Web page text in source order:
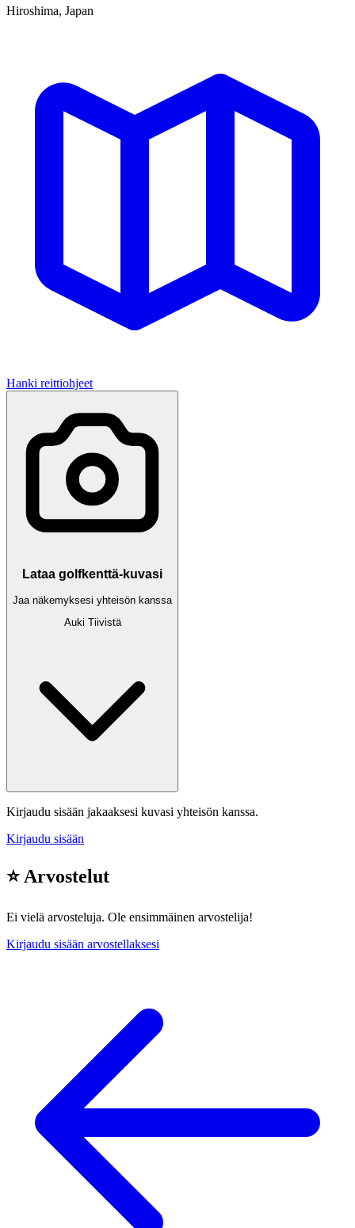
Hiroshima, Japan
Hanki reittiohjeet
Lataa golfkenttä-kuvasi
Jaa näkemyksesi yhteisön kanssa
Auki Tiivistä
Kirjaudu sisään jakaaksesi kuvasi yhteisön kanssa.
Kirjaudu sisään
⭐ Arvostelut
Ei vielä arvosteluja. Ole ensimmäinen arvostelija!
Kirjaudu sisään arvostellaksesi